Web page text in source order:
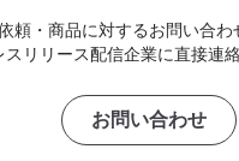
頼・商品に対するお問い合わ
スリリース配信企業に直接連
お問い合わせ